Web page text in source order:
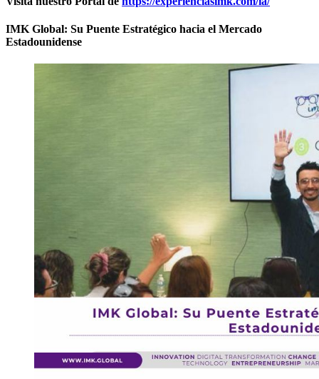
IMK Global: Su Puente Estratégico hacia el Mercado
Estadounidense